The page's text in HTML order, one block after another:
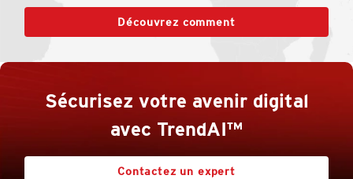
Découvrez comment
Sécurisez votre avenir digital
avec TrendAI™
Contactez un expert